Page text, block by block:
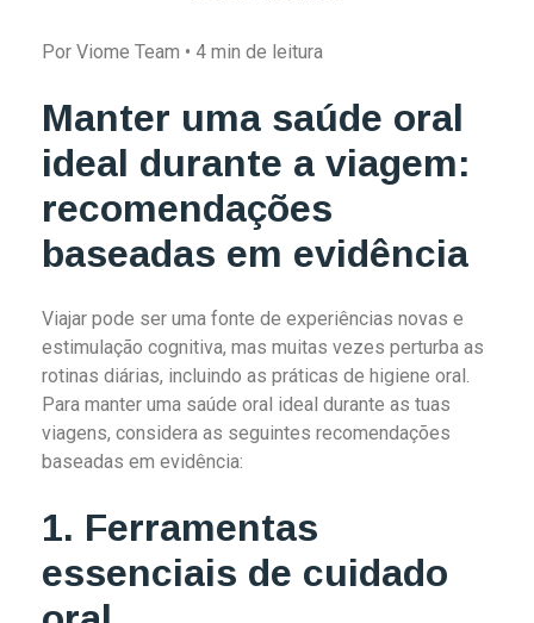
Por Viome Team • 4 min de leitura
Manter uma saúde oral
ideal durante a viagem:
recomendações
baseadas em evidência
Viajar pode ser uma fonte de experiências novas e
estimulação cognitiva, mas muitas vezes perturba as
rotinas diárias, incluindo as práticas de higiene oral.
Para manter uma saúde oral ideal durante as tuas
viagens, considera as seguintes recomendações
baseadas em evidência:
1. Ferramentas
essenciais de cuidado